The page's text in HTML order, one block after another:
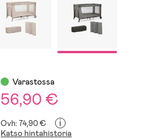
Varastossa
56,90 €
Ovh: 74,90 € i
Katso hintahistoria